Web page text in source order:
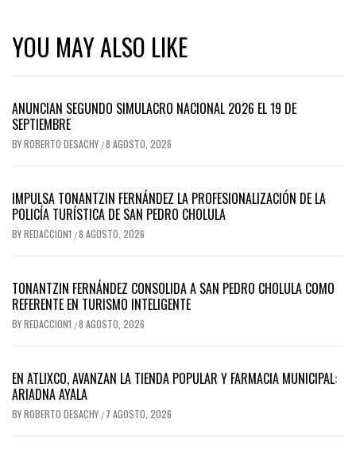
YOU MAY ALSO LIKE
ANUNCIAN SEGUNDO SIMULACRO NACIONAL 2026 EL 19 DE
SEPTIEMBRE
BYROBERTO DESACHY /8 AGOSTO, 2026
IMPULSA TONANTZIN FERNÁNDEZ LA PROFESIONALIZACIÓN DE LA
POLICÍA TURÍSTICA DE SAN PEDRO CHOLULA
BYREDACCION1 /8 AGOSTO, 2026
TONANTZIN FERNÁNDEZ CONSOLIDA A SAN PEDRO CHOLULA COMO
REFERENTE EN TURISMO INTELIGENTE
BYREDACCION1 /8 AGOSTO, 2026
EN ATLIXCO, AVANZAN LA TIENDA POPULAR Y FARMACIA MUNICIPAL:
ARIADNA AYALA
BYROBERTO DESACHY / 7 AGOSTO, 2026